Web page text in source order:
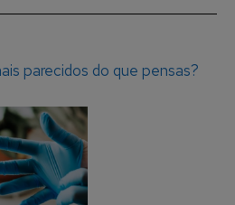
parecidos do que pensas?